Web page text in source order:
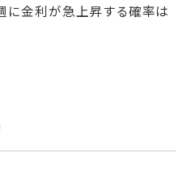
に金利が急上昇する確率は